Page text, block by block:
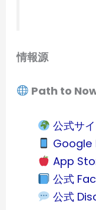
情報源
Path to
公式サ
Google
App
公式
公式